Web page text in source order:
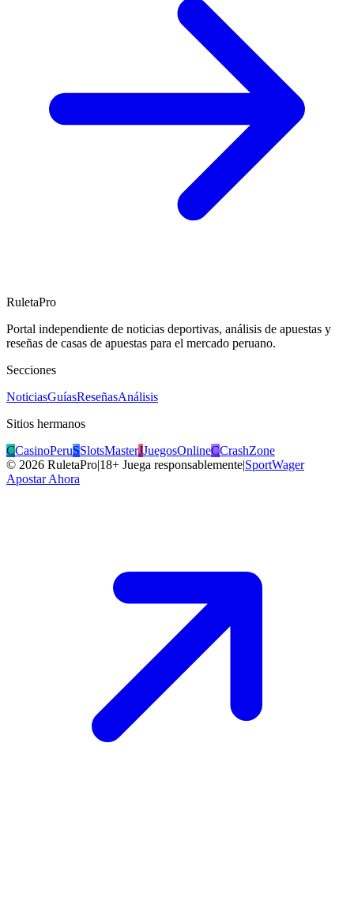
RuletaPro
Portal independiente de noticias deportivas, análisis de apuestas y
reseñas de casas de apuestas para el mercado peruano.
Secciones
NoticiasGuíasReseñasAnálisis
Sitios hermanos
CCasinoPeruSSlotsMasterJJuegosOnlineCCrashZone
© 2026 RuletaPro|18+ Juega responsablemente|SportWager
Apostar Ahora